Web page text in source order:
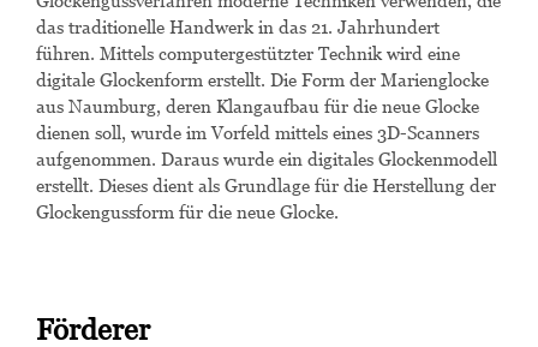
das traditionelle Handwerk in das 21. Jahrhundert
führen. Mittels computergestützter Technik wird eine
digitale Glockenform erstellt. Die Form der Marienglocke
aus Naumburg, deren Klangaufbau für die neue Glocke
dienen soll, wurde im Vorfeld mittels eines 3D-Scanners
aufgenommen. Daraus wurde ein digitales Glockenmodell
erstellt. Dieses dient als Grundlage für die Herstellung der
Glockengussform für die neue Glocke.
Förderer